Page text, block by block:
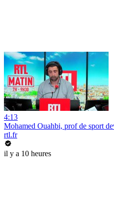
4:13
Mohamed Ouahbi, prof de sport
rtl.fr
il y a 10 heures